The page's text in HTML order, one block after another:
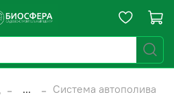
... Система автополива